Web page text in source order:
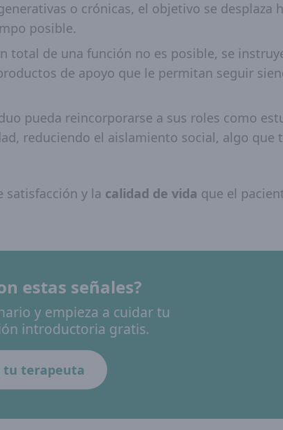
o crónicas, el objetivo se desplaza
posible.
total de una función no es posible, se
de apoyo que le permitan seguir
pueda reincorporarse a sus roles como
reduciendo el aislamiento social, algo que
satisfacción y la calidad de vida que el
estas señales?
y empieza a cuidar tu
introductoria gratis.
tu terapeuta